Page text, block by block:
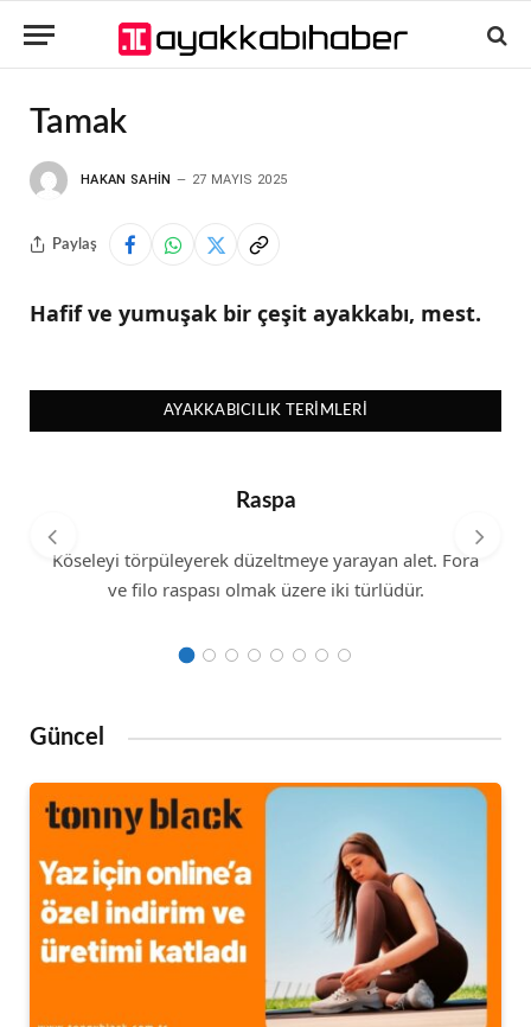
Tamak
HAKAN SAHIN 27 MAYIS 2025
Paylaş
Hafif ve yumuşak bir çeşit ayakkabı, mest.
AYAKKABICILIK TERIMLERI
Raspa
Köseleyi törpüleyerek düzeltmeye yarayan alet. Fora
ve filo raspası olmak üzere iki türlüdür.
Güncel